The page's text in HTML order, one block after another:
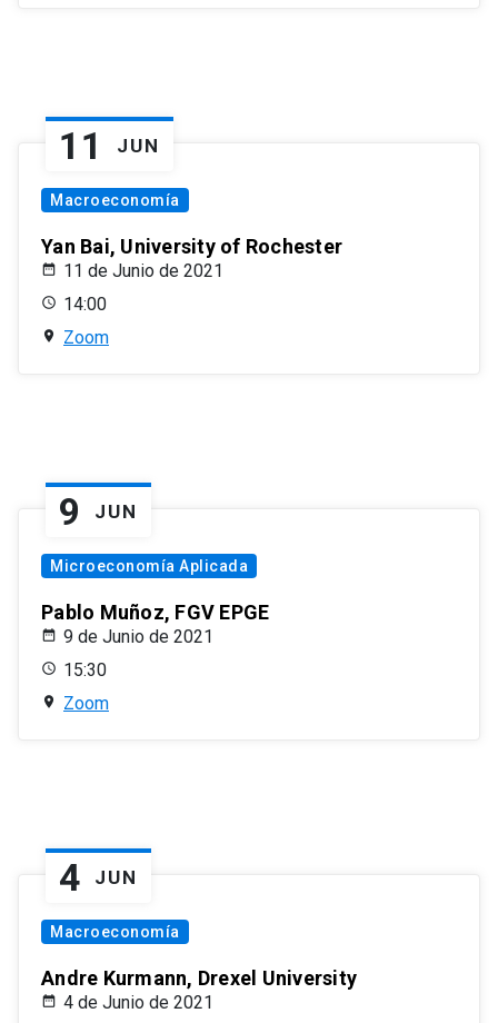
11 JUN
Macroeconomía
Yan Bai, University of Rochester
11 de Junio de 2021
14:00
Zoom
9 JUN
Microeconomía Aplicada
Pablo Muñoz, FGV EPGE
9 de Junio de 2021
15:30
Zoom
4 JUN
Macroeconomía
Andre Kurmann, Drexel University
4 de Junio de 2021